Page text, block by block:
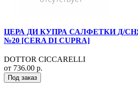
ЦЕРА ДИ КУПРА САЛФЕТКИ Д/
№20 [CERA DI CUPRA]
DOTTOR CICCARELLI
от 736.00 р.
Под заказ